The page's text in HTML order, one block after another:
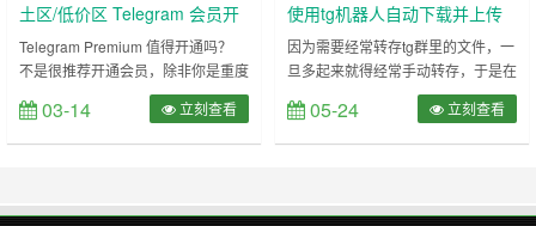
土区/低价区 Telegram 会员开
通不完整指南
Telegram Premium 值得开通吗？
不是很推荐开通会员，除非你是重度
用户 根据 官方文档 的介绍，
Telegram Premium 除了将此前免费
的服务（功能）限制翻倍外，增加了
度、语音转文字、无广告、会员专享
03-14 立刻查看
使用tg机器人自动下载并上传
频道内文件
因为需要经常转存tg群里的文件，一
旦多起来就得经常手动转存，于是在
GitHub找到了一个自动下载并上传
到OD、GD的tg机器人源码。搭建过
程中，博主使用的是Debian9系统，
python3.6.9 环境，经过实测，通过
05-24 立刻查看